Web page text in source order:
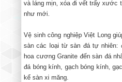
và láng mịn, xóa đi vết trấy xước
như mới.
Vệ sinh công nghiệp Việt Long
sàn các loại từ sàn đá tự nhiên:
hoa cương Granite đến sàn đá
đá bóng kính, gạch bóng kính,
kể sàn xi măng.